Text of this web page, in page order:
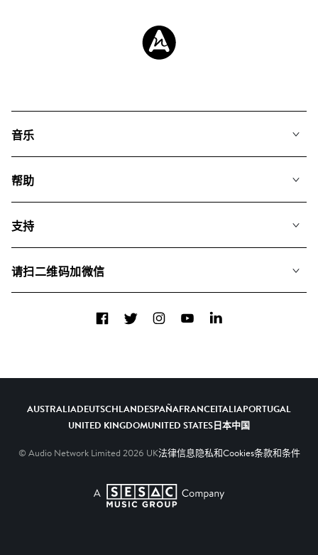
音乐
搜索
专辑
帮助
我们如何运用AI
支持
关于我们
请扫二维码加微信
FacebookTwitterInstagramYouTubeLinkedIn
AUSTRALIADEUTSCHLANDESPAÑAFRANCEITALIAPORTUGAL
UNITED KINGDOMUNITED STATES日本中国
© Audio Network Limited 2026 UK法律信息隐私和Cookies条款和条件
A SESAC Company